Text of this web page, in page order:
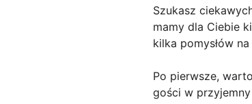
Szukasz
mamy dla Ciebie
kilka pomysłów
Po pierwsze,
gości w